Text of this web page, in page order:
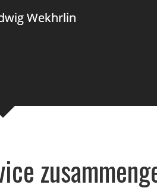
Wekhrlin